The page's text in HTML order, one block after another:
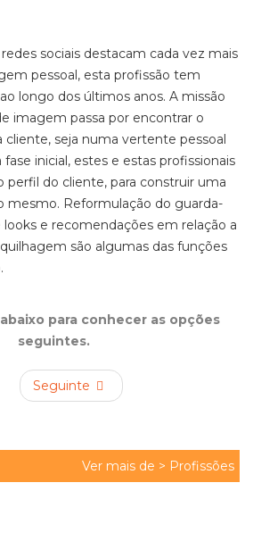
sociais destacam cada vez mais
pessoal, esta profissão tem
ao longo dos últimos anos. A missão
imagem passa por encontrar o
cliente, seja numa vertente pessoal
inicial, estes e estas profissionais
perfil do cliente, para construir uma
mesmo. Reformulação do guarda-
looks e recomendações em relação a
são algumas das funções
para conhecer as opções
seguintes.
Seguinte
Ver mais de > Profissões